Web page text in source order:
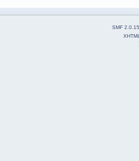
SMF 2.0.15